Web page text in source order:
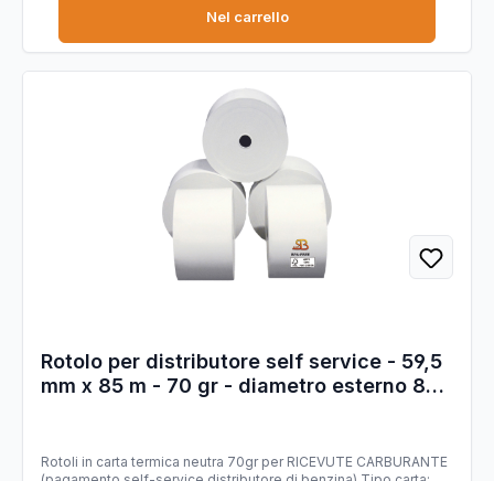
Nel carrello
Rotolo per distributore self service - 59,5
mm x 85 m - 70 gr - diametro esterno 87
Rotoli in carta termica neutra 70gr per RICEVUTE CARBURANTE